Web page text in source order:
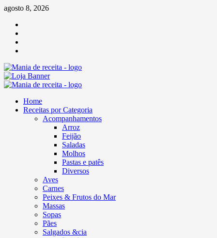
Skip
content
agosto 8, 2026
Primary
Home
Receitas por Categoria
Acompanhamentos
Arroz
Feijão
Saladas
Molhos
Pastas e patês
Diversos
Aves
Carnes
Peixes & Frutos do Mar
Massas
Sopas
Pães
Salgados &cia